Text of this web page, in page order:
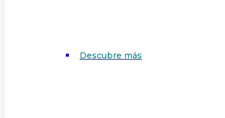
Descubre más